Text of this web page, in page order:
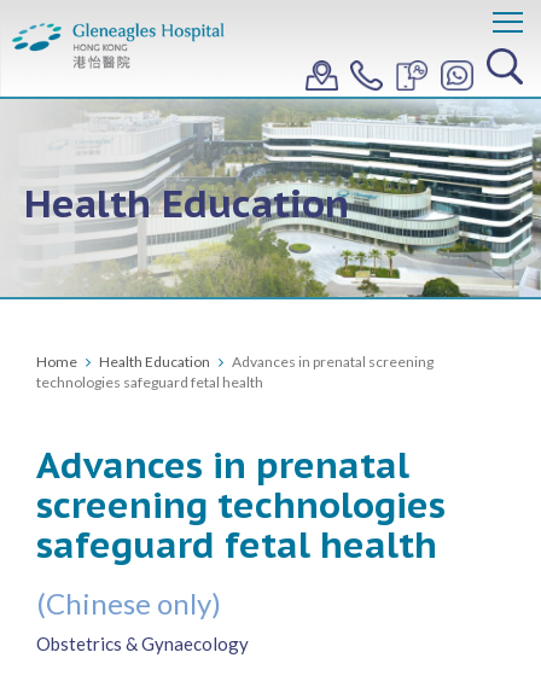
Health Education
Home Health Education
Advances in prenatal screening
technologies safeguard fetal health
Advances in prenatal
screening technologies
safeguard fetal health
(Chinese only)
Obstetrics & Gynaecology